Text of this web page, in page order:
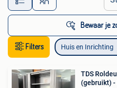
Bewaar je
Filters Huis en Inrichting
TDS
(gebruikt)